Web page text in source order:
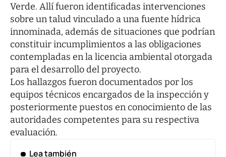
Verde. Allí fueron identificadas intervenciones
sobre un talud vinculado a una fuente hídrica
innominada, además de situaciones que podrían
constituir incumplimientos a las obligaciones
contempladas en la licencia ambiental otorgada
para el desarrollo del proyecto.
Los hallazgos fueron documentados por los
equipos técnicos encargados de la inspección y
posteriormente puestos en conocimiento de las
autoridades competentes para su respectiva
evaluación.
Lea también